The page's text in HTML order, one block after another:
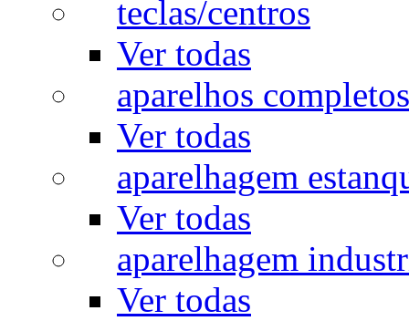
teclas/centros
Ver todas
aparelhos completos
Ver todas
aparelhagem
Ver todas
aparelhagem
Ver todas